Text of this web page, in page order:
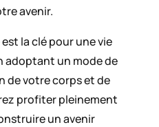
avenir.
la clé pour une vie
adoptant un mode de
de votre corps et de
profiter pleinement
un avenir